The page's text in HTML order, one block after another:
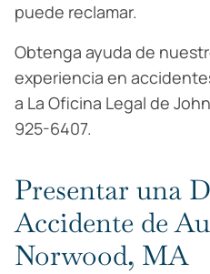
puede reclamar.
Obtenga ayuda de
experiencia en
a La Oficina Legal de
925-6407.
Presentar una
Accidente de
Norwood, MA